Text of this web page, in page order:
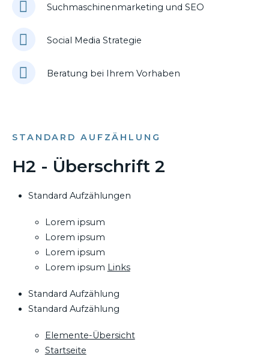
Suchmaschinenmarketing und SEO
Social Media Strategie
Beratung bei Ihrem Vorhaben
STANDARD AUFZÄHLUNG
H2 - Überschrift 2
Standard Aufzählungen
Lorem ipsum
Lorem ipsum
Lorem ipsum
Lorem ipsum Links
Standard Aufzählung
Standard Aufzählung
Elemente-Übersicht
Startseite